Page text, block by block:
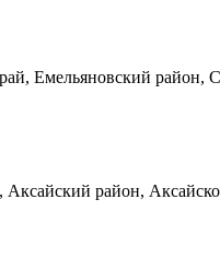
Емельяновский район,
район,